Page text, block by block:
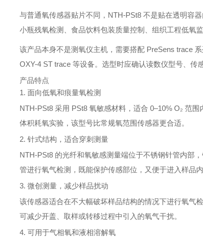
与普通氧传感器贴片不同，NTH-PSt8 不是贴在透明容
小瓶残氧检测、食品饮料包装质量控制、组织工程低氧
该产品本身不是测氧仪主机，需要搭配 PreSens trace
OXY-4 ST trace 等设备。选型时应确认读数仪型号、传
产品特点
1. 面向低氧和痕量氧检测
NTH-PSt8 采用 PSt8 氧敏感材料，适合 0–10% O₂ 范
体积耗氧实验，该型号比常规氧范围传感器更合适。
2. 针式结构，适合穿刺测量
NTH-PSt8 的光纤和氧敏感测量端位于不锈钢针管内部
管进行氧气检测，既能保护传感部位，又便于进入样品内
3. 微创测量，减少样品扰动
该传感器适合在不大幅破坏样品结构的情况下进行氧气
可减少开盖、取样或转移过程中引入的氧气干扰。
4. 可用于气相氧和液相溶解氧